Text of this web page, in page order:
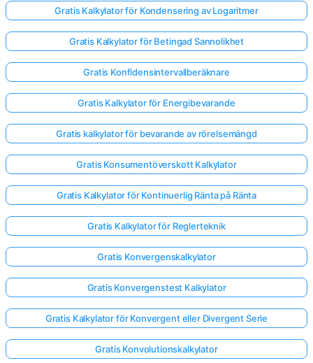
Gratis Kalkylator för Kondensering av Logaritmer
Gratis Kalkylator för Betingad Sannolikhet
Gratis Konfidensintervallberäknare
Gratis Kalkylator för Energibevarande
Gratis kalkylator för bevarande av rörelsemängd
Gratis Konsumentöverskott Kalkylator
Gratis Kalkylator för Kontinuerlig Ränta på Ränta
Gratis Kalkylator för Reglerteknik
Gratis Konvergenskalkylator
Gratis Konvergenstest Kalkylator
Gratis Kalkylator för Konvergent eller Divergent Serie
Gratis Konvolutionskalkylator